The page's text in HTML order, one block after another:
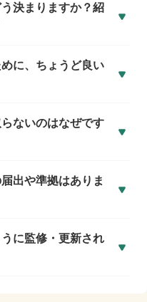
決まりますか？紹
に、ちょうど良い
ないのはなぜです
出や準拠はありま
に監修・更新され